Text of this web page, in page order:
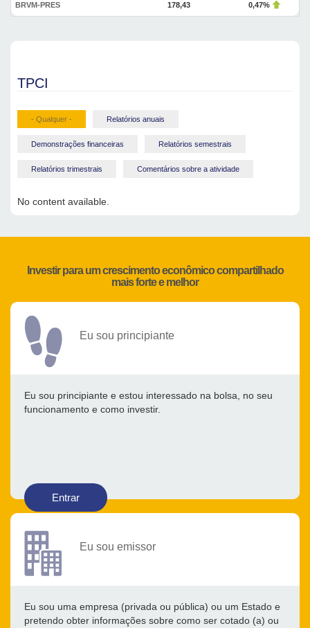
BRVM-PRES 178,43 0,47%
TPCI
- Qualquer - Relatórios anuais
Demonstrações financeiras Relatórios semestrais
Relatórios trimestrais Comentários sobre a atividade
No content available.
Investir para um crescimento econômico compartilhado
mais forte e melhor
Eu sou principiante
Eu sou principiante e estou interessado na bolsa, no seu
funcionamento e como investir.
Entrar
Eu sou emissor
Eu sou uma empresa (privada ou pública) ou um Estado e
pretendo obter informações sobre como ser cotado (a) ou